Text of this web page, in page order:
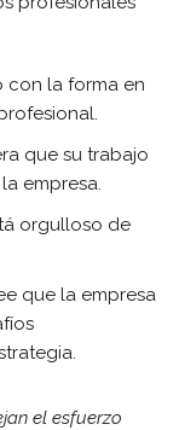
con la forma en
que su trabajo
empresa.
orgulloso de
que la empresa
el esfuerzo